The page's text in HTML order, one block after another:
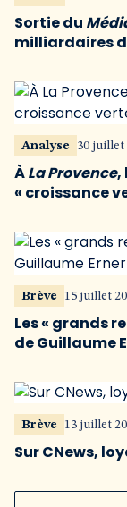
Sortie du
milliardaires
Analyse 30 juillet
ÀLa Provence,
« croissance
Brève 15 juillet
Les « grands
de Guillaume
Brève 13 juillet
Sur CNews,